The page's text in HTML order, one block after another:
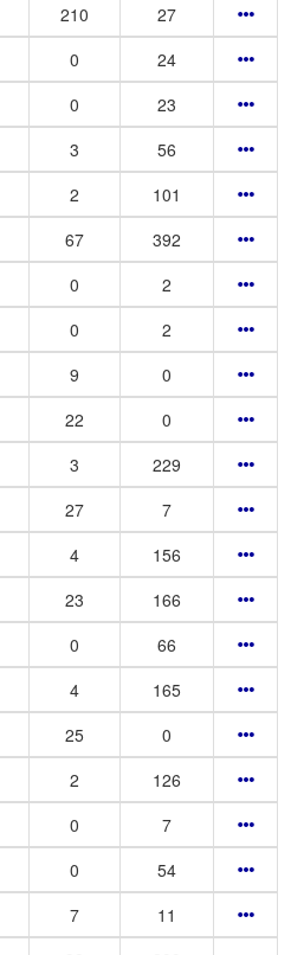
210
27
0
24
0
23
3
56
2
101
67
392
0
2
0
2
9
0
22
0
3
229
27
7
4
156
23
166
0
66
4
165
25
0
2
126
0
7
0
54
7
11